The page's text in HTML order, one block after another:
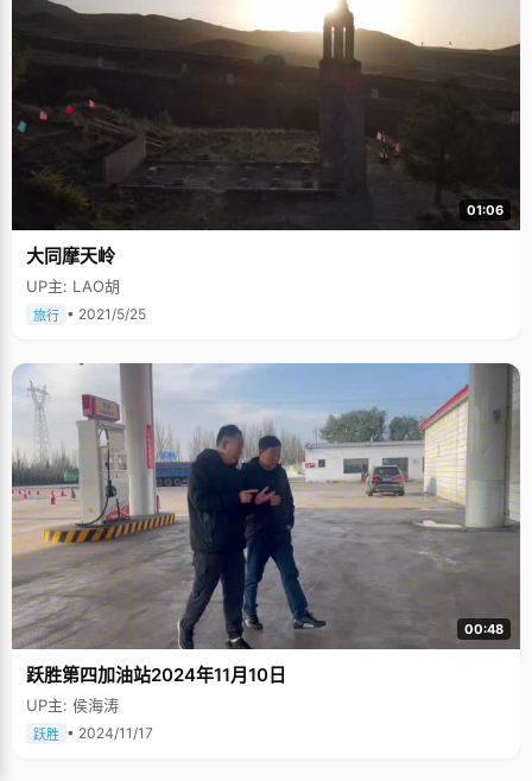
01:06
大同摩天岭
UP主: LAO胡
旅行 • 2021/5/25
00:48
跃胜第四加油站2024年11月10日
UP主: 侯海涛
跃胜 • 2024/11/17